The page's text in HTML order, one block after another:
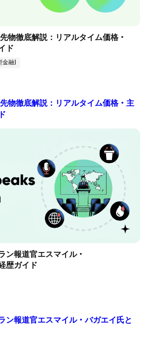
物徹底解説：リアルタイム価格・
ド
金融)
物徹底解説：リアルタイム価格・主
ン報道官エスマイル・
歴ガイド
ン報道官エスマイル・バガエイ氏と